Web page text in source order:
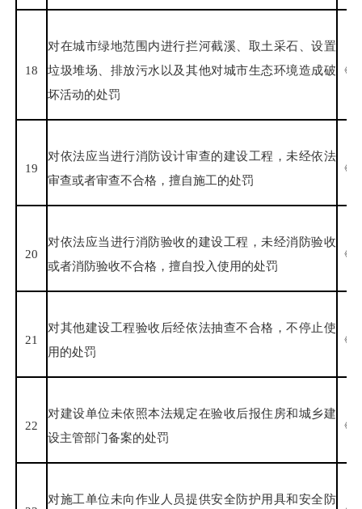
18
对在城市绿地范围内进行拦河截溪、取土采石、设置
垃圾堆场、排放污水以及其他对城市生态环境造成破
坏活动的处罚
《
19
对依法应当进行消防设计审查的建设工程，未经依法
审查或者审查不合格，擅自施工的处罚
《
20
对依法应当进行消防验收的建设工程，未经消防验收
或者消防验收不合格，擅自投入使用的处罚
《
21
对其他建设工程验收后经依法抽查不合格，不停止使
用的处罚
《
22
对建设单位未依照本法规定在验收后报住房和城乡建
设主管部门备案的处罚
《
对施工单位未向作业人员提供安全防护用具和安全防